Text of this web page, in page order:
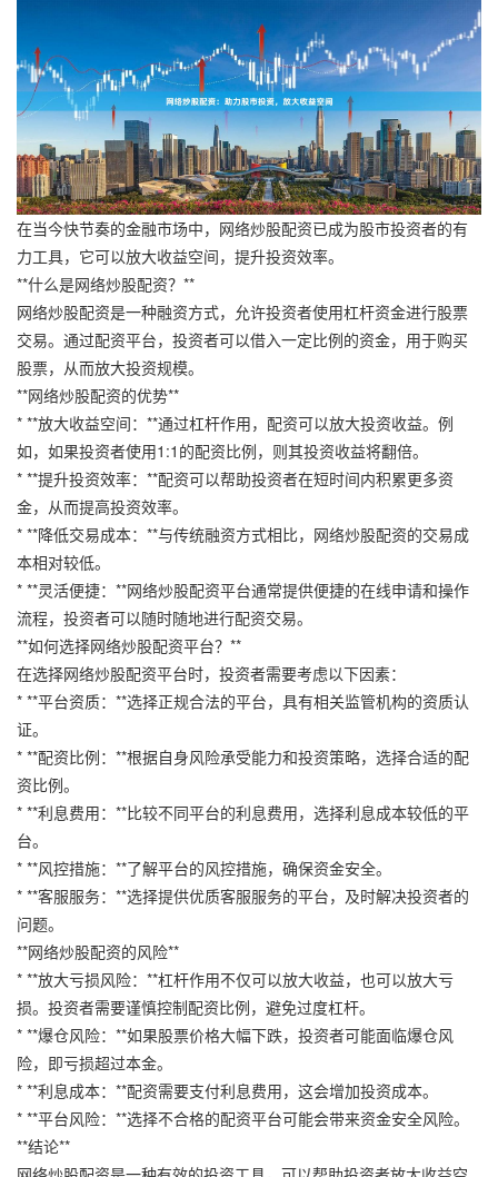
在当今快节奏的金融市场中，网络炒股配资已成为股市投资者的有
力工具，它可以放大收益空间，提升投资效率。
**什么是网络炒股配资？**
网络炒股配资是一种融资方式，允许投资者使用杠杆资金进行股票
交易。通过配资平台，投资者可以借入一定比例的资金，用于购买
股票，从而放大投资规模。
**网络炒股配资的优势**
* **放大收益空间：**通过杠杆作用，配资可以放大投资收益。例
如，如果投资者使用1:1的配资比例，则其投资收益将翻倍。
* **提升投资效率：**配资可以帮助投资者在短时间内积累更多资
金，从而提高投资效率。
* **降低交易成本：**与传统融资方式相比，网络炒股配资的交易成
本相对较低。
* **灵活便捷：**网络炒股配资平台通常提供便捷的在线申请和操作
流程，投资者可以随时随地进行配资交易。
**如何选择网络炒股配资平台？**
在选择网络炒股配资平台时，投资者需要考虑以下因素：
* **平台资质：**选择正规合法的平台，具有相关监管机构的资质认
证。
* **配资比例：**根据自身风险承受能力和投资策略，选择合适的配
资比例。
* **利息费用：**比较不同平台的利息费用，选择利息成本较低的平
台。
* **风控措施：**了解平台的风控措施，确保资金安全。
* **客服服务：**选择提供优质客服服务的平台，及时解决投资者的
问题。
**网络炒股配资的风险**
* **放大亏损风险：**杠杆作用不仅可以放大收益，也可以放大亏
损。投资者需要谨慎控制配资比例，避免过度杠杆。
* **爆仓风险：**如果股票价格大幅下跌，投资者可能面临爆仓风
险，即亏损超过本金。
* **利息成本：**配资需要支付利息费用，这会增加投资成本。
* **平台风险：**选择不合格的配资平台可能会带来资金安全风险。
**结论**